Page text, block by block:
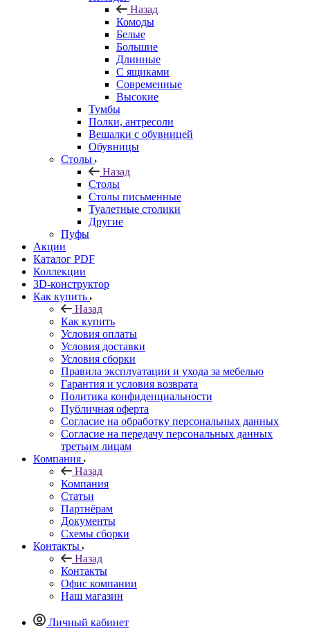
Назад
Комоды
Белые
Большие
Длинные
С ящиками
Современные
Высокие
Тумбы
Полки, антресоли
Вешалки с обувницей
Обувницы
Столы
Назад
Столы
Столы письменные
Туалетные столики
Другие
Пуфы
Акции
Каталог PDF
Коллекции
3D-конструктор
Как купить
Назад
Как купить
Условия оплаты
Условия доставки
Условия сборки
Правила эксплуатации и ухода за мебелью
Гарантия и условия возврата
Политика конфиденциальности
Публичная оферта
Согласие на обработку персональных данных
Согласие на передачу персональных данных
третьим лицам
Компания
Назад
Компания
Статьи
Партнёрам
Документы
Схемы сборки
Контакты
Назад
Контакты
Офис компании
Наш магазин
Личный кабинет